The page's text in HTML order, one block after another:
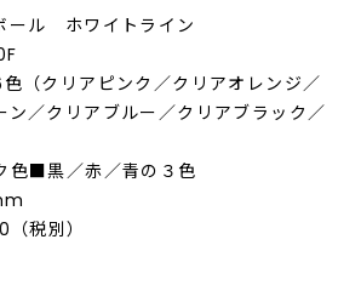
ル ホワイトライン
（クリアピンク／クリアオレンジ／
ン／クリアブルー／クリアブラック／
色■黒／赤／青の３色
税別）